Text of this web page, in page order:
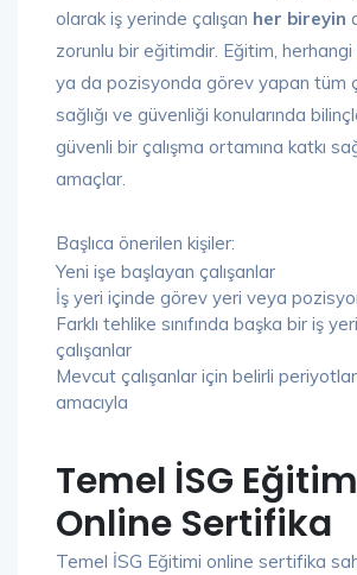
olarak iş yerinde çalışan her bireyin
zorunlu bir eğitimdir. Eğitim,
ya da pozisyonda görev yapan tüm
sağlığı ve güvenliği konularında
güvenli bir çalışma ortamına katkı
amaçlar.
Başlıca önerilen kişiler:
Yeni işe başlayan çalışanlar
İş yeri içinde görev yeri veya
Farklı tehlike sınıfında başka bir iş
çalışanlar
Mevcut çalışanlar için belirli
amacıyla
Temel İSG
Online Sertifika
Temel İSG Eğitimi online sertifika